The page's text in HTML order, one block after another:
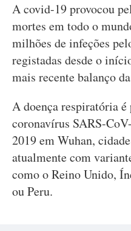
A covid-19 provocou
mortes em todo o
milhões de infeções
registadas desde o
mais recente balanço
A doença respiratória é
coronavírus SARS-
2019 em Wuhan,
atualmente com
como o Reino Unido,
ou Peru.